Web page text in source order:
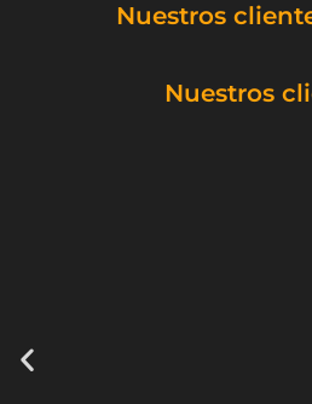
Nuestros
Nuestros